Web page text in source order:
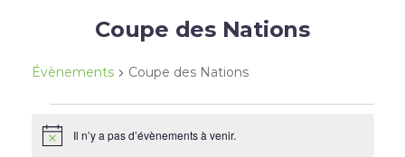
Coupe des Nations
Évènements Coupe des Nations
Notice Il n’y a pas d’évènements à venir.